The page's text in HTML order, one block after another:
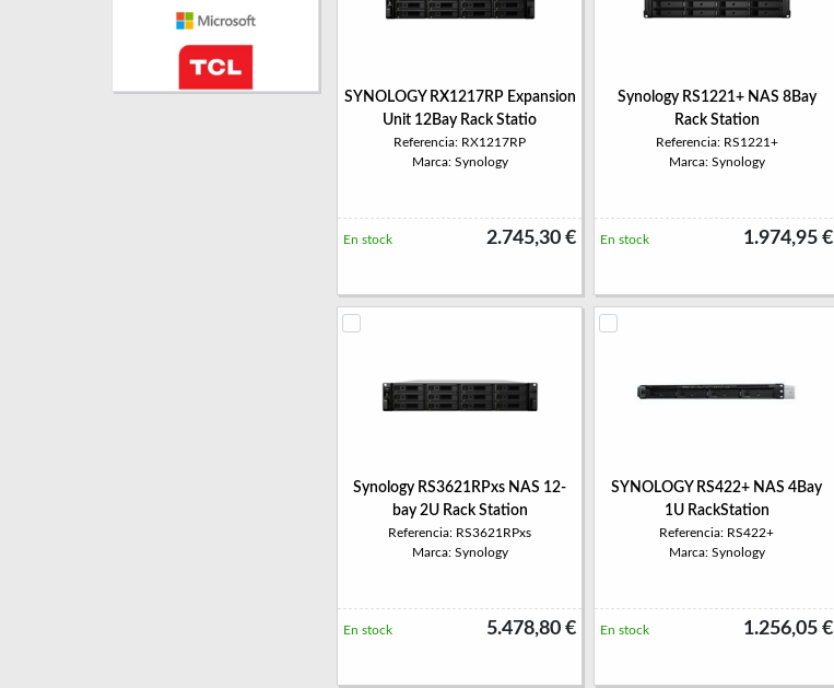
SYNOLOGY RX1217RP Expansion
Unit 12Bay Rack Statio
Referencia: RX1217RP
Marca: Synology
2.745,30 €
En stock
Synology RS1221+ NAS 8Bay
Rack Station
Referencia: RS1221+
Marca: Synology
1.974,95 €
En stock
Synology RS3621RPxs NAS 12-
bay 2U Rack Station
Referencia: RS3621RPxs
Marca: Synology
5.478,80 €
En stock
SYNOLOGY RS422+ NAS 4Bay
1U RackStation
Referencia: RS422+
Marca: Synology
1.256,05 €
En stock